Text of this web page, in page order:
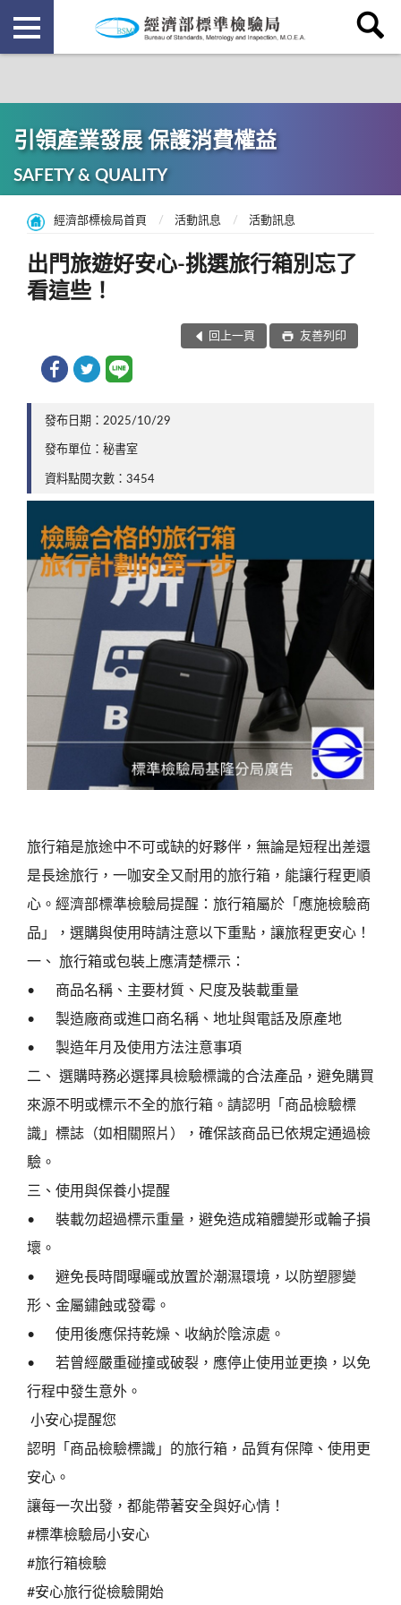
引領產業發展 保護消費權益
SAFETY & QUALITY
經濟部標檢局首頁 活動訊息 活動訊息
出門旅遊好安心-挑選旅行箱別忘了
看這些！
回上一頁 友善列印
發布日期：2025/10/29
發布單位：秘書室
資料點閱次數：3454
旅行箱是旅途中不可或缺的好夥伴，無論是短程出差還
是長途旅行，一咖安全又耐用的旅行箱，能讓行程更順
心。經濟部標準檢驗局提醒：旅行箱屬於「應施檢驗商
品」，選購與使用時請注意以下重點，讓旅程更安心！
一、 旅行箱或包裝上應清楚標示：
•
商品名稱、主要材質、尺度及裝載重量
•
製造廠商或進口商名稱、地址與電話及原產地
•
製造年月及使用方法注意事項
二、 選購時務必選擇具檢驗標識的合法產品，避免購買
來源不明或標示不全的旅行箱。請認明「商品檢驗標
識」標誌（如相關照片），確保該商品已依規定通過檢
驗。
三、使用與保養小提醒
•
裝載勿超過標示重量，避免造成箱體變形或輪子損
壞。
•
避免長時間曝曬或放置於潮濕環境，以防塑膠變
形、金屬鏽蝕或發霉。
•
使用後應保持乾燥、收納於陰涼處。
•
若曾經嚴重碰撞或破裂，應停止使用並更換，以免
行程中發生意外。
小安心提醒您
認明「商品檢驗標識」的旅行箱，品質有保障、使用更
安心。
讓每一次出發，都能帶著安全與好心情！
#標準檢驗局小安心
#旅行箱檢驗
#安心旅行從檢驗開始